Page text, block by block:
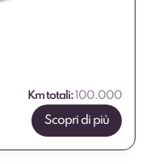
Km totali:100.000
Scopri di più